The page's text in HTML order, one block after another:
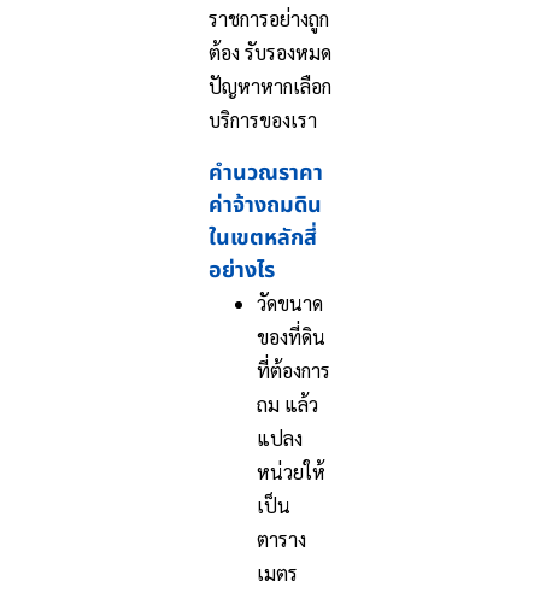
ราชการอย่างถูก
ต้อง รับรองหมด
ปัญหาหากเลือก
บริการของเรา
คำนวณราคา
ค่าจ้างถมดิน
ในเขตหลักสี่
อย่างไร
วัดขนาด
ของที่ดิน
ที่ต้องการ
ถม แล้ว
แปลง
หน่วยให้
เป็น
ตาราง
เมตร